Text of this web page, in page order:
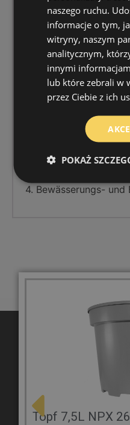
1. Die Kante
2. Verstärkte Kante
Geräten
4. Bewässerungs-
Topf 7,5L NPX 26
naszego ruchu.
informacje o tym,
witryny, naszym
analitycznym,
innymi
lub które zebrali w
przez Ciebie z ich
POKAŻ